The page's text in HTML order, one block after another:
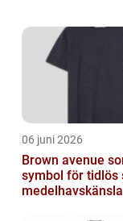
06 juni 2026
Brown avenue
symbol för tidlös
medelhavskänsla